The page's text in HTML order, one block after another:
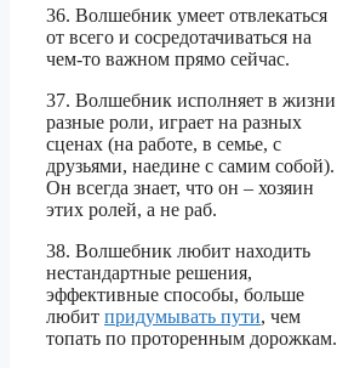
36. Волшебник умеет отвлекаться
от всего и сосредотачиваться на
чем-то важном прямо сейчас.
37. Волшебник исполняет в жизни
разные роли, играет на разных
сценах (на работе, в семье, с
друзьями, наедине с самим собой).
Он всегда знает, что он – хозяин
этих ролей, а не раб.
38. Волшебник любит находить
нестандартные решения,
эффективные способы, больше
любит придумывать пути, чем
топать по проторенным дорожкам.